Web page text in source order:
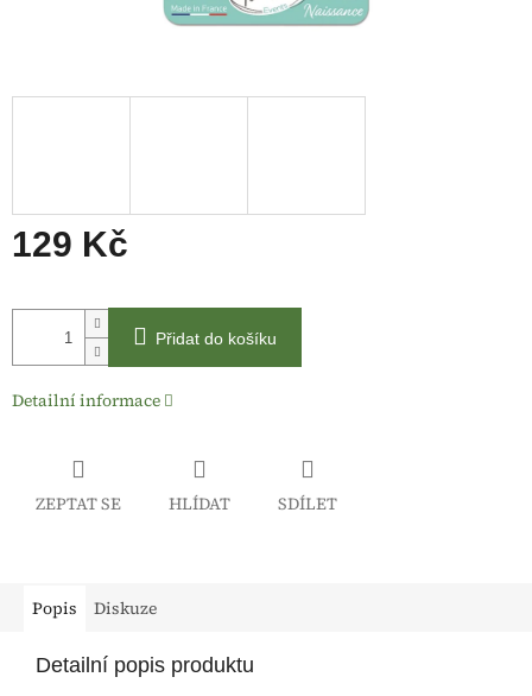
129 Kč
cena:
Přidat do košíku
Detailní informace
ZEPTAT SE HLÍDAT SDÍLET
Popis Diskuze
Detailní popis produktu